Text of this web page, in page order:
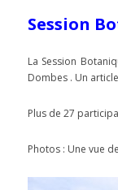
Session
La Session
Dombes . Un
Plus de 27
Photos : Une vue